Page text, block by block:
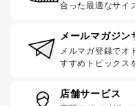
合った最適なサイ
メールマガジン
メルマガ登録でオ
すすめトピックス
店舗サービス